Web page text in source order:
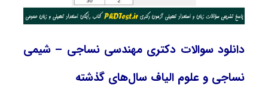
دانلود سوالات دکتری مهندسی نساجی – شیمی
نساجی و علوم الیاف سال‌های گذشته